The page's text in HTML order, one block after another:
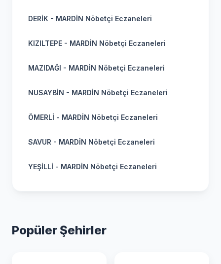
DERİK - MARDİN Nöbetçi Eczaneleri
KIZILTEPE - MARDİN Nöbetçi Eczaneleri
MAZIDAĞI - MARDİN Nöbetçi Eczaneleri
NUSAYBİN - MARDİN Nöbetçi Eczaneleri
ÖMERLİ - MARDİN Nöbetçi Eczaneleri
SAVUR - MARDİN Nöbetçi Eczaneleri
YEŞİLLİ - MARDİN Nöbetçi Eczaneleri
Popüler Şehirler